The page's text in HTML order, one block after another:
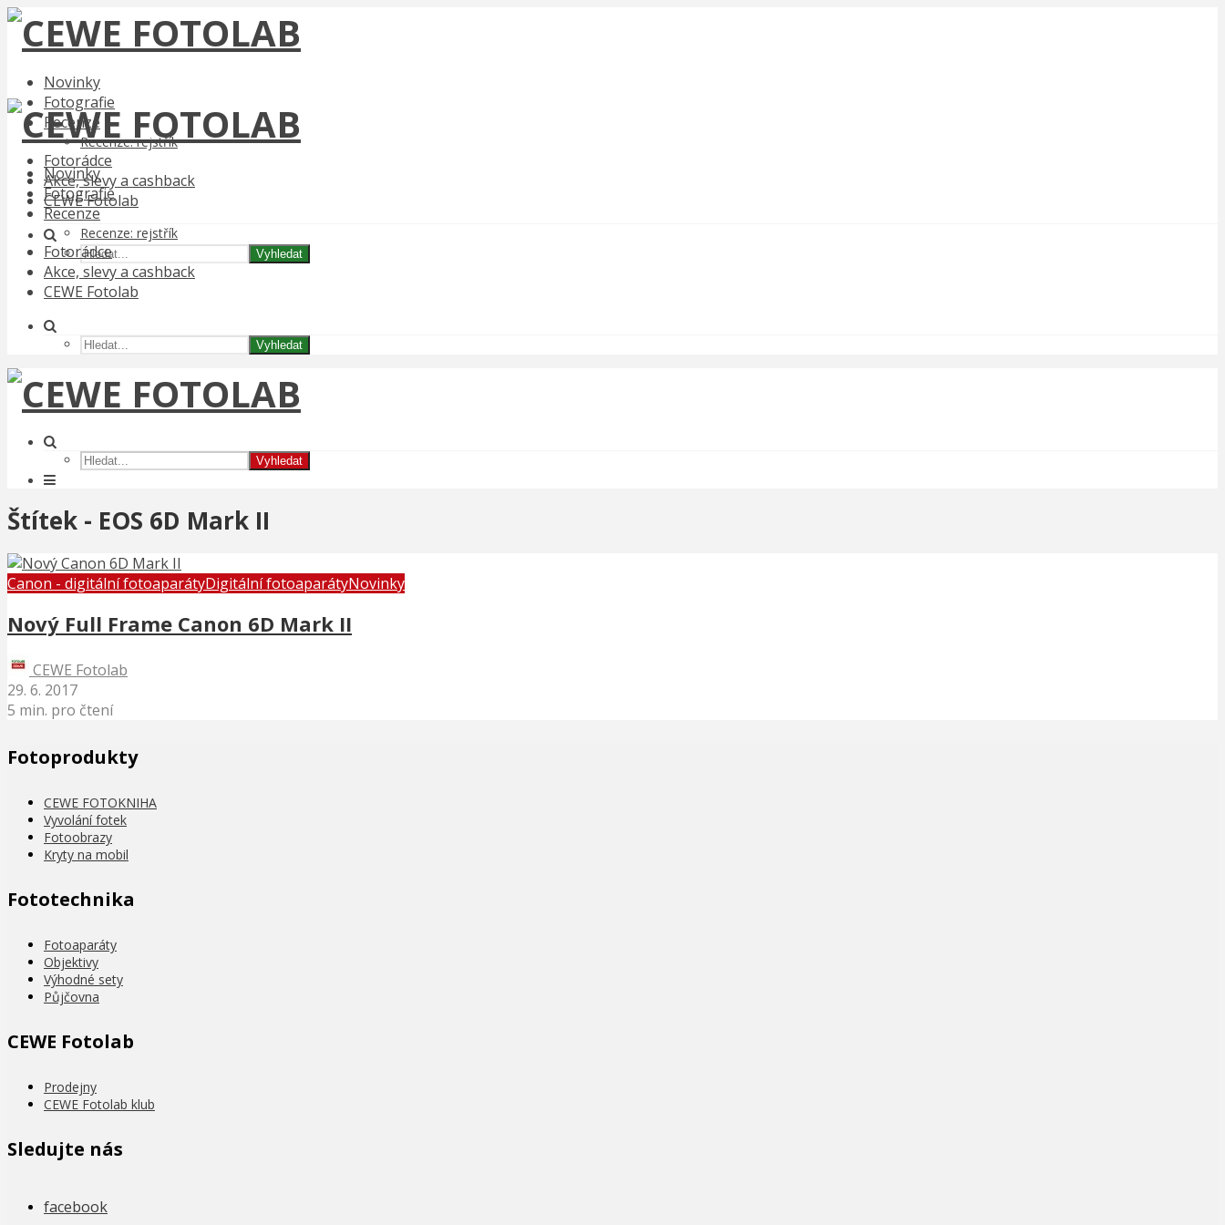
Novinky
Fotografie
Recenze
Recenze: rejstřík
Fotorádce
Akce, slevy a cashback
CEWE Fotolab
Vyhledat
Novinky
Fotografie
Recenze
Recenze: rejstřík
Fotorádce
Akce, slevy a cashback
CEWE Fotolab
Vyhledat
Vyhledat
Štítek - EOS 6D Mark II
Canon - digitální fotoaparátyDigitální fotoaparátyNovinky
Nový Full Frame Canon 6D Mark II
CEWE Fotolab
29. 6. 2017
5 min. pro čtení
Fotoprodukty
CEWE FOTOKNIHA
Vyvolání fotek
Fotoobrazy
Kryty na mobil
Fototechnika
Fotoaparáty
Objektivy
Výhodné sety
Půjčovna
CEWE Fotolab
Prodejny
CEWE Fotolab klub
Sledujte nás
facebook